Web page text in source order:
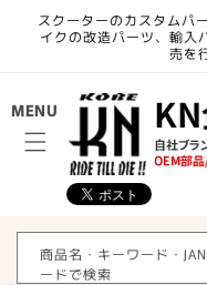
ンツに
進む
スクーターのカスタムパ
イクの改造パーツ、輸入
売を
MENU
商品名・キーワード・
ードで検索